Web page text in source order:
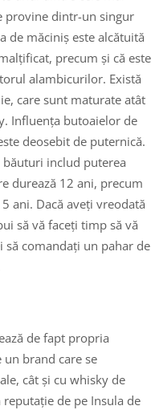
provine dintr-un singur
de măciniș este alcătuită
precum și că este
alambicurilor. Există
care sunt maturate atât
Influența butoaielor de
deosebit de puternică.
includ puterea
durează 12 ani, precum
ani. Dacă aveți vreodată
să vă faceți timp să vă
comandați un pahar de
de fapt propria
un brand care se
cât și cu whisky de
de pe Insula de